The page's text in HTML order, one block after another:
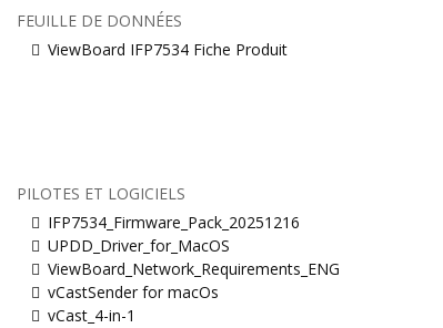
FEUILLE DE DONNÉES
ViewBoard IFP7534 Fiche Produit
PILOTES ET LOGICIELS
IFP7534_Firmware_Pack_20251216
UPDD_Driver_for_MacOS
ViewBoard_Network_Requirements_ENG
vCastSender for macOs
vCast_4-in-1